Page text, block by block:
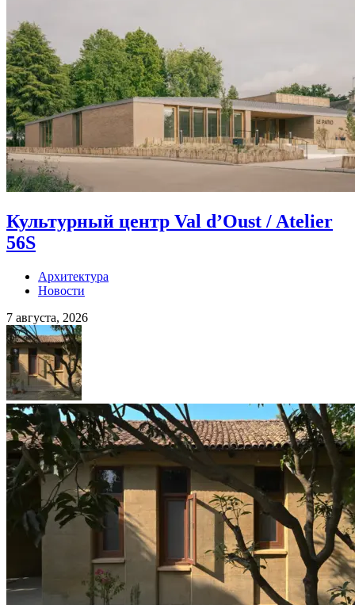
Культурный центр Val d’Oust / Atelier
56S
Архитектура
Новости
7 августа, 2026